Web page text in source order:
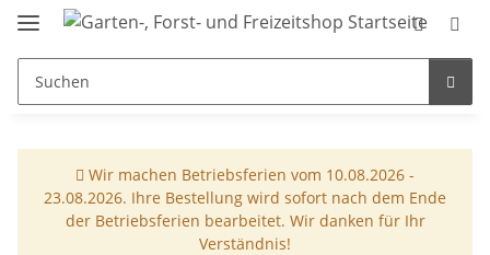
Wir machen Betriebsferien vom 10.08.2026 -
23.08.2026. Ihre Bestellung wird sofort nach dem Ende
der Betriebsferien bearbeitet. Wir danken für Ihr
Verständnis!